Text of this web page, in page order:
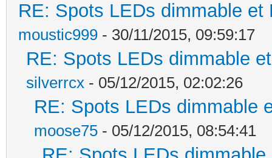
RE: Spots LEDs dimmable
moustic999 - 30/11/2015, 09:59:17
RE: Spots LEDs dimmable
silverrcx - 05/12/2015, 02:02:26
RE: Spots LEDs dimmable
moose75 - 05/12/2015, 08:54:41